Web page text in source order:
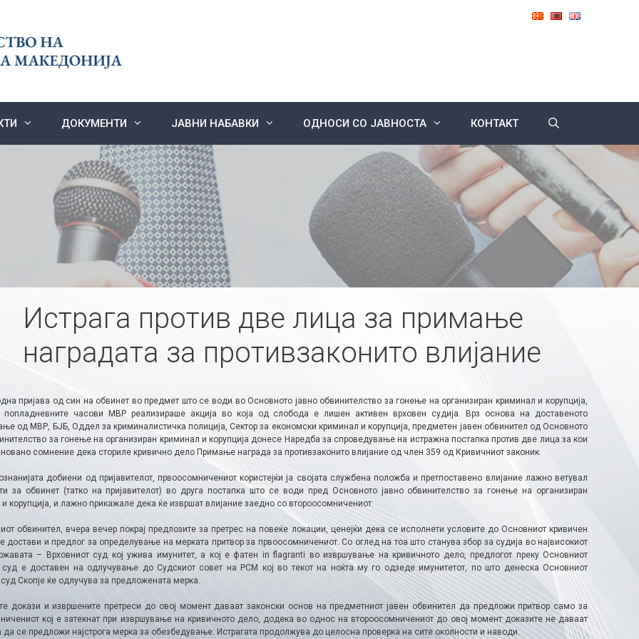
ДОКУМЕНТИ ЈАВНИ НАБАВКИ ОДНОСИ СО ЈАВНОСТА КОНТАКТ
Истрага против две лица за примање
наградата за противзаконито влијание
пријава од син на обвинет во предмет што се води во Основното јавно обвинителство за гонење на организиран криминал и корупција,
часови МВР реализираше акција во која од слобода е лишен активен врховен судија. Врз основа на доставеното
од МВР, БЈБ, Оддел за криминалистичка полиција, Сектор за економски криминал и корупција, предметен јавен обвинител од Основното
за гонење на организиран криминал и корупција донесе Наредба за спроведување на истражна постапка против две лица за кои
сомнение дека сториле кривично дело Примање награда за противзаконито влијание од член 359 од Кривичниот законик.
добиени од пријавителот, првоосомничениот користејќи ја својата службена положба и претпоставено влијание лажно ветувал
за обвинет (татко на пријавителот) во друга постапка што се води пред Основното јавно обвинителство за гонење на организиран
корупција, и лажно прикажале дека ќе извршат влијание заедно со второосомничениот.
обвинител, вчера вечер покрај предлозите за претрес на повеќе локации, ценејќи дека се исполнети условите до Основниот кривичен
достави и предлог за определување на мерката притвор за првоосомничениот. Со оглед на тоа што станува збор за судија во највисокиот
– Врховниот суд кој ужива имунитет, а кој е фатен in flagranti во извршување на кривичното дело, предлогот преку Основниот
суд е доставен на одлучување до Судскиот совет на РСМ кој во текот на ноќта му го одзеде имунитетот, по што денеска Основниот
Скопје ќе одлучува за предложената мерка.
докази и извршените претреси до овој момент даваат законски основ на предметниот јавен обвинител да предложи притвор само за
кој е затекнат при извршување на кривичното дело, додека во однос на второосомничениот до овој момент доказите не даваат
да се предложи најстрога мерка за обезбедување. Истрагата продолжува до целосна проверка на сите околности и наводи.